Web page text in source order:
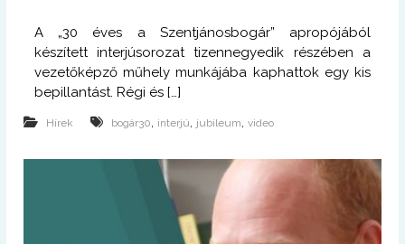
A „30 éves a Szentjánosbogár” apropójából
készített interjúsorozat tizennegyedik részében a
vezetőképző műhely munkájába kaphattok egy kis
bepillantást. Régi és […]
Hírek bogár30, interjú, jubileum,video